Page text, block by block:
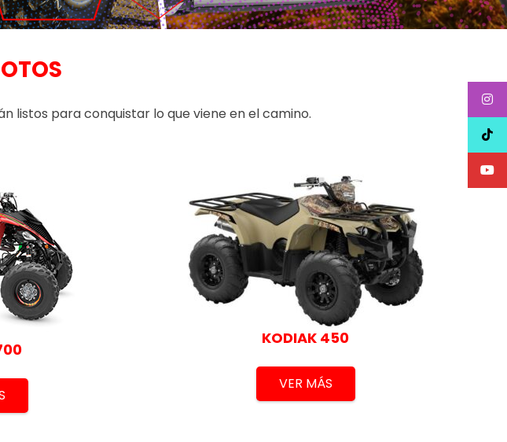
listos para conquistar lo que viene en el camino.
KODIAK 450
VER MÁS